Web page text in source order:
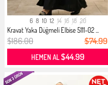
6 8 10 12 14 16 18 20
Kravat Yaka Düğmeli Elbise 5111-02 ...
$186.00 $74.99
HEMEN AL$44.99